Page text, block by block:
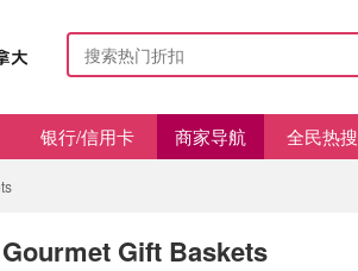
银行/信用卡 商家导航 全民热搜
Gourmet Gift Baskets